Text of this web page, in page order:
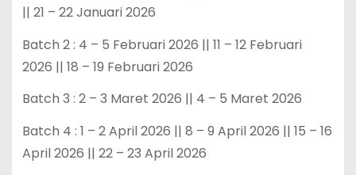
|| 21 – 22 Januari 2026
Batch 2 : 4 – 5 Februari 2026 || 11 – 12 Februari
2026 || 18 – 19 Februari 2026
Batch 3 : 2 – 3 Maret 2026 || 4 – 5 Maret 2026
Batch 4 : 1 – 2 April 2026 || 8 – 9 April 2026 || 15 – 16
April 2026 || 22 – 23 April 2026